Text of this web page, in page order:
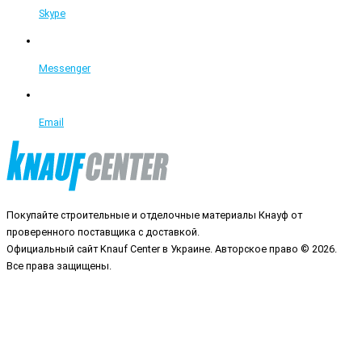
Skype
Messenger
Email
Покупайте строительные и отделочные материалы Кнауф от
проверенного поставщика с доставкой.
Официальный сайт Knauf Center в Украине. Авторское право © 2026.
Все права защищены.